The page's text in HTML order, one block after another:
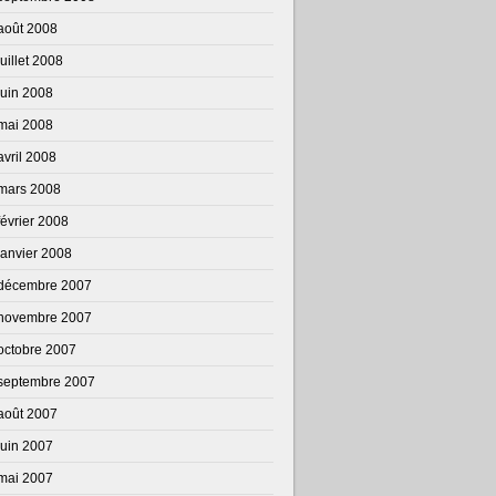
2008
2008
2008
2008
2008
2008
2008
2008
2007
2007
2007
2007
2007
2007
2007